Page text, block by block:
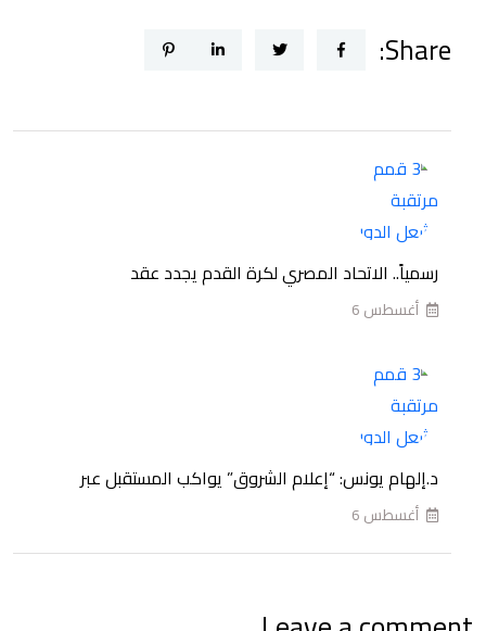
قمم
الدور
الدوري
الممتاز
Share:
رسمياً.. الاتحاد المصري لكرة القدم يجدد عقد
أغسطس 6
د.إلهام يونس: “إعلام الشروق” يواكب المستقبل عبر
أغسطس 6